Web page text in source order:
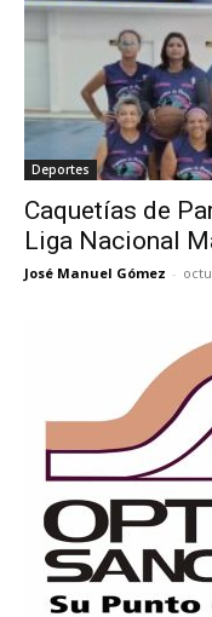
Deportes
Caquetías de
Liga Nacional
José Manuel Gómez -